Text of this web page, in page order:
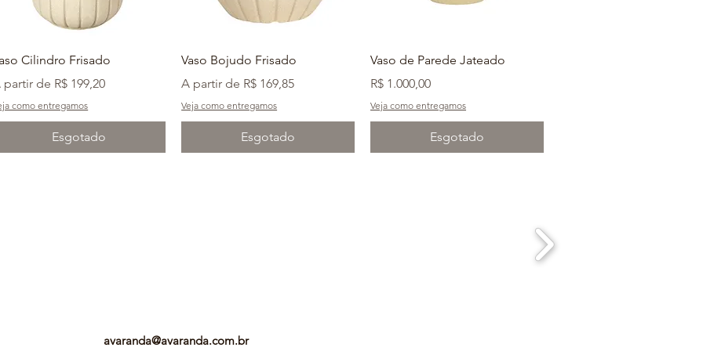
Cilindro Frisado
partir de R$ 199,20
promocional
como entregamos
Esgotado
Vaso Bojudo Frisado
A partir de R$ 169,85
Preço promocional
Veja como entregamos
Esgotado
Vaso de Parede Jateado
Preço
R$ 1.000,00
Veja como entregamos
Esgotado
avaranda@avaranda.com.br